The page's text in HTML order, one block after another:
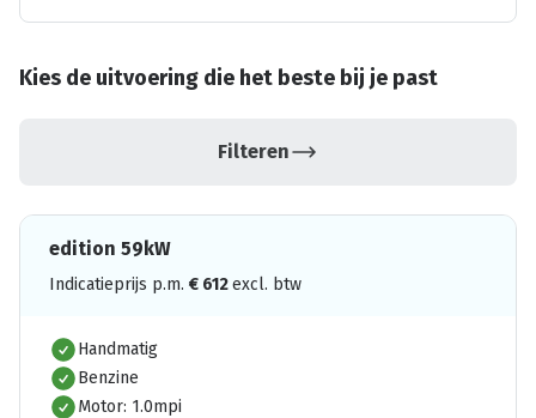
Kies de uitvoering die het beste bij je past
Filteren
edition 59kW
Indicatieprijs p.m. € 612excl. btw
Handmatig
Benzine
Motor: 1.0mpi